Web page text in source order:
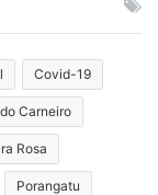
Covid-19
Carneiro
Rosa
Porangatu